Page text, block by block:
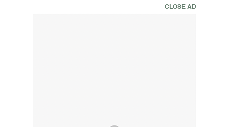
CLOSE AD